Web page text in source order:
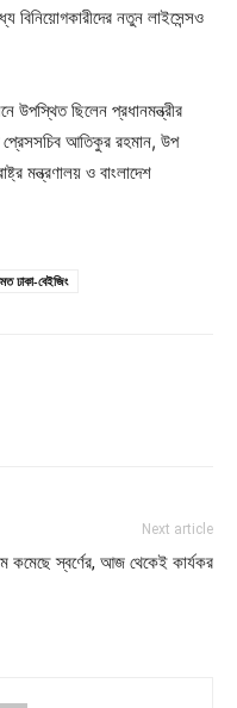
বিনিয়োগকারীদের নতুন লাইসেন্সও
উপস্থিত ছিলেন প্রধানমন্ত্রীর
প্রেসসচিব আতিকুর রহমান, উপ
মন্ত্রণালয় ও বাংলাদেশ
ঢাকা-বেইজিং
Next article
কমেছে স্বর্ণের, আজ থেকেই কার্যকর